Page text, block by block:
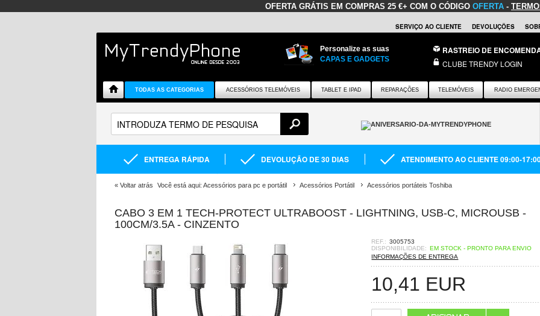
OFERTA GRÁTIS EM COMPRAS 25 €+ COM O CÓDIGO OFERTA -
SERVIÇO AO CLIENTE DEVOLUÇÕES
Personalize as suas
CAPAS E GADGETS
RASTREIO DE
CLUBE TRENDY LOGIN
TODAS AS CATEGORIAS ACESSÓRIOS TELEMÓVEIS TABLET E IPAD REPARAÇÕES TELEMÓVEIS RADIO
ENTREGA RÁPIDA DEVOLUÇÃO DE 30 DIAS ATENDIMENTO AO CLIENTE 09:00-
« Voltar atrás Você está aqui: Acessórios para pc e portátil Acessórios Portátil Acessórios portáteis Toshiba
CABO 3 EM 1 TECH-PROTECT ULTRABOOST - LIGHTNING, USB-C, MICROUSB -
100CM/3.5A - CINZENTO
REF.: 3005753
DISPONIBILIDADE: EM STOCK - PRONTO PARA ENVIO
INFORMAÇÕES DE ENTREGA
10,41 EUR